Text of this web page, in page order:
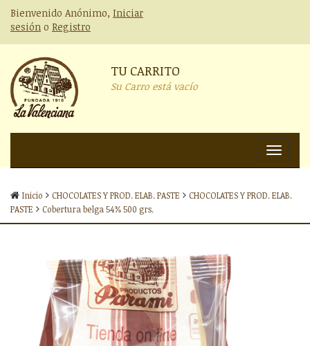
Bienvenido Anónimo, Iniciar
sesión o Registro
TU CARRITO
Su Carro está vacío
Nav
Inicio CHOCOLATES Y PROD. ELAB. PASTE
CHOCOLATES Y PROD. ELAB.
PASTE
Cobertura belga 54% 500 grs.